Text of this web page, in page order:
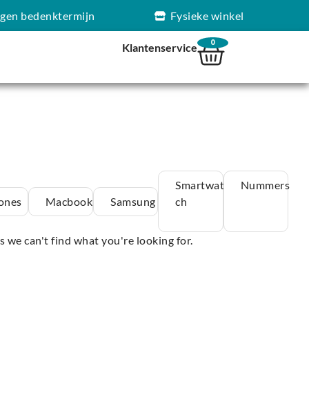
bedenktermijn Fysieke winkel
Klantenservice 0
Macbook Samsung
Smartwat
ch
Nummers
we can't find what you're looking for.